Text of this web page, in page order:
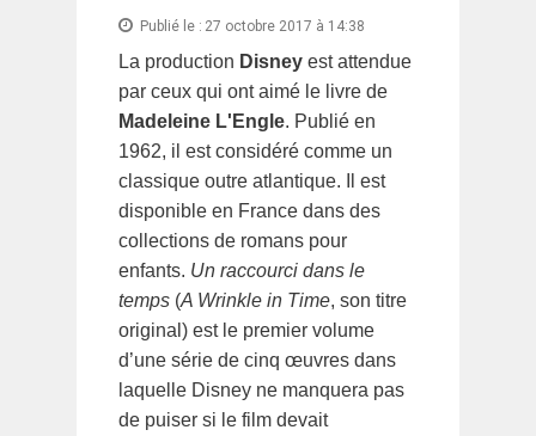
Publié le : 27 octobre 2017 à 14:38
La production Disney est attendue
par ceux qui ont aimé le livre de
Madeleine L'Engle. Publié en
1962, il est considéré comme un
classique outre atlantique. Il est
disponible en France dans des
collections de romans pour
enfants. Un raccourci dans le
temps (A Wrinkle in Time, son titre
original) est le premier volume
d’une série de cinq œuvres dans
laquelle Disney ne manquera pas
de puiser si le film devait